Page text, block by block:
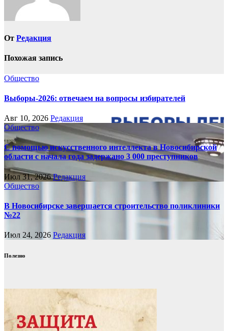
От Редакция
Похожая запись
Общество
Выборы-2026: отвечаем на вопросы избирателей
Авг 10, 2026 Редакция
Общество
С помощью искусственного интеллекта в Новосибирской
области с начала года задержано 3 000 преступников
Июл 31, 2026Редакция
Общество
В Новосибирске завершается строительство поликлиники
№22
Июл 24, 2026 Редакция
Полезно